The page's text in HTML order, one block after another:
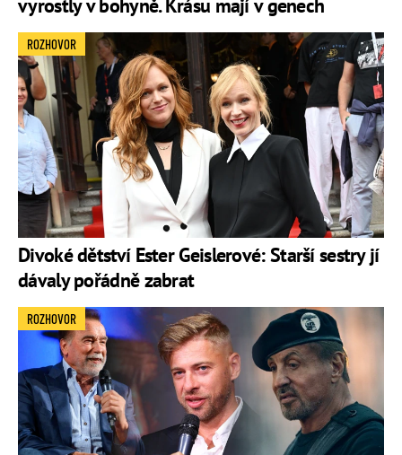
Divoké dětství Ester Geislerové: Starší sestry jí
dávaly pořádně zabrat
ROZHOVOR
ROZHOVOR